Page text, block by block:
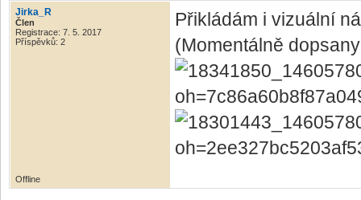
Jirka_R
Člen
Registrace: 7. 5. 2017
Příspěvků: 2
Přikládám i vizuální
(Momentálně
Offline